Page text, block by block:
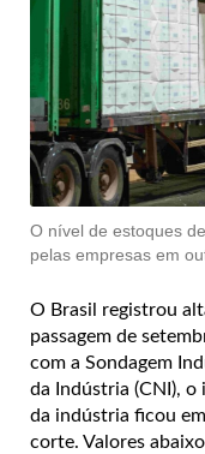
O nível de estoques
pelas empresas em
O Brasil registrou
passagem de
com a Sondagem
da Indústria (CNI),
da indústria ficou
corte. Valores